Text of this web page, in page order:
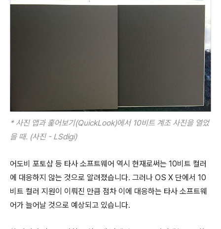
* 사진 앱과 훑어보기(QuickLook)에서 10비트 계조 사진을 열었
을 때. (사진 - LSdigi)
어도비 포토샵 등 타사 소프트웨어 역시 현재로써는 10비트 컬러
에 대응하지 않는 것으로 알려졌습니다. 그러나 OS X 단에서 10
비트 컬러 지원이 이뤄진 만큼 점차 이에 대응하는 타사 소프트웨
어가 늘어날 것으로 예상되고 있습니다.